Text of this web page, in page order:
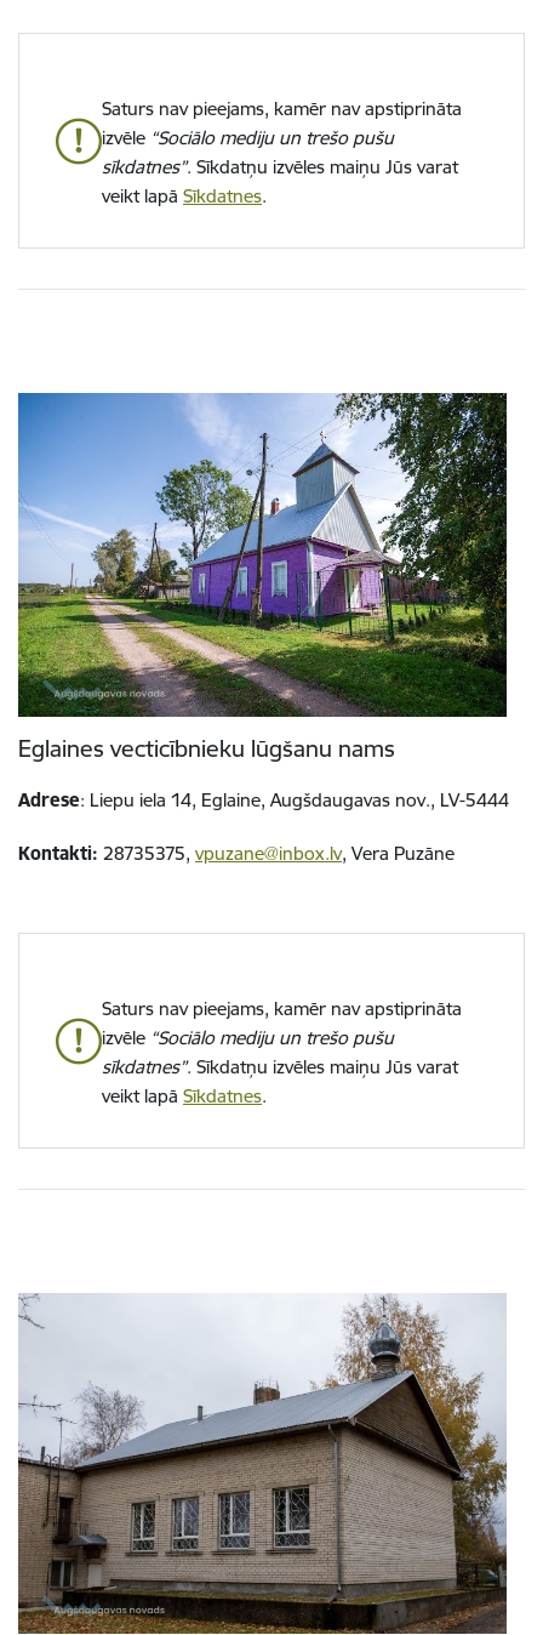
Saturs nav pieejams, kamēr nav apstiprināta
izvēle “Sociālo mediju un trešo pušu
sīkdatnes”. Sīkdatņu izvēles maiņu Jūs varat
veikt lapā Sīkdatnes.
Eglaines vecticībnieku lūgšanu nams
Adrese: Liepu iela 14, Eglaine, Augšdaugavas nov., LV-5444
Kontakti: 28735375, vpuzane@inbox.lv, Vera Puzāne
Saturs nav pieejams, kamēr nav apstiprināta
izvēle “Sociālo mediju un trešo pušu
sīkdatnes”. Sīkdatņu izvēles maiņu Jūs varat
veikt lapā Sīkdatnes.